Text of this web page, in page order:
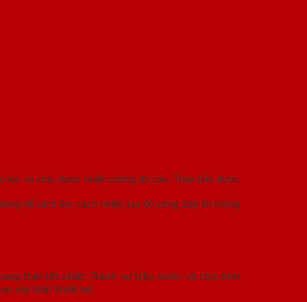
lực và chịu được nhiệt cường độ cao. Thép tấm được
để cách âm, cách nhiệt, tạo độ cứng. Lớp lõi chống
thái tốt nhất. Tránh sự trầy xước và cho tính
nội thất thiết kế.